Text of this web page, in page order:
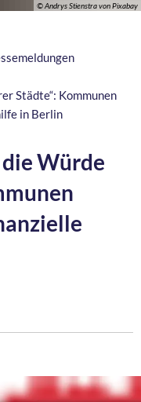
© Andrys Stienstra von Pixabay
Städte“: Kommunen
in Berlin
Würde